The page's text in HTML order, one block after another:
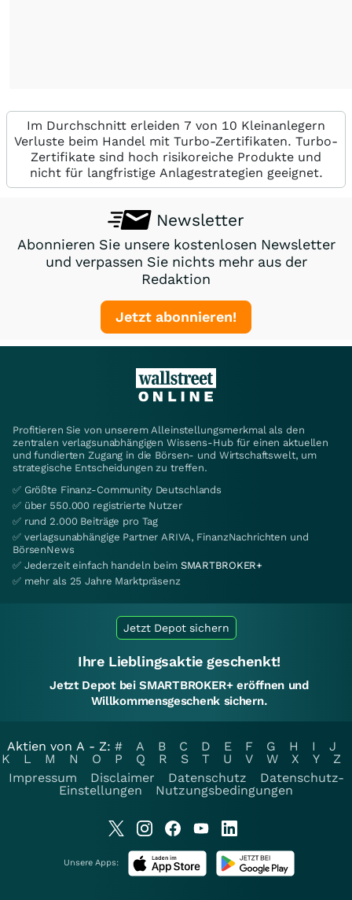
Im Durchschnitt erleiden 7 von 10 Kleinanlegern
Verluste beim Handel mit Turbo-Zertifikaten. Turbo-
Zertifikate sind hoch risikoreiche Produkte und
nicht für langfristige Anlagestrategien geeignet.
Newsletter
Abonnieren Sie unsere kostenlosen Newsletter
und verpassen Sie nichts mehr aus der
Redaktion
Jetzt abonnieren!
Profitieren Sie von unserem Alleinstellungsmerkmal als den
zentralen verlagsunabhängigen Wissens-Hub für einen aktuellen
und fundierten Zugang in die Börsen- und Wirtschaftswelt, um
strategische Entscheidungen zu treffen.
✅ Größte Finanz-Community Deutschlands
✅ über 550.000 registrierte Nutzer
✅ rund 2.000 Beiträge pro Tag
✅ verlagsunabhängige Partner ARIVA, FinanzNachrichten und
BörsenNews
✅ Jederzeit einfach handeln beim SMARTBROKER+
✅ mehr als 25 Jahre Marktpräsenz
Jetzt Depot sichern
Ihre Lieblingsaktie geschenkt!
Jetzt Depot bei SMARTBROKER+ eröffnen und
Willkommensgeschenk sichern.
Aktien von A - Z: # A B C D E F G H I
J
K
L M N O P Q R S T U V W X Y
Z
Impressum
Disclaimer Datenschutz
Datenschutz-
Einstellungen
Nutzungsbedingungen
Unsere Apps: